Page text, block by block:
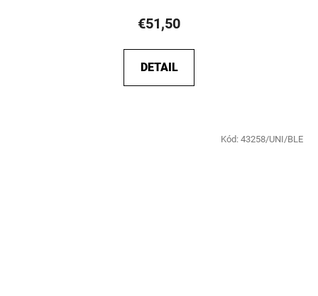
€51,50
DETAIL
Kód: 43258/UNI/BLE